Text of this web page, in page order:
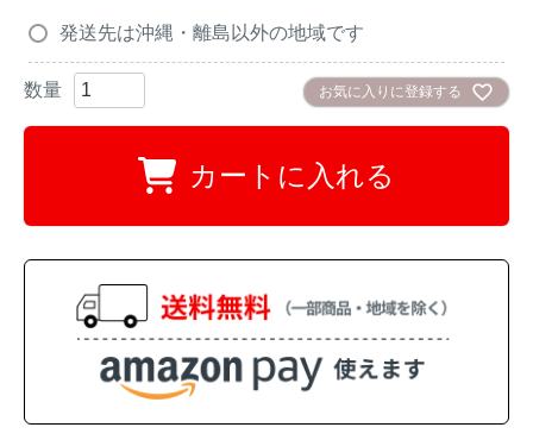
発送先は沖縄・離島以外の地域です
お気に入りに登録する
カートに入れる